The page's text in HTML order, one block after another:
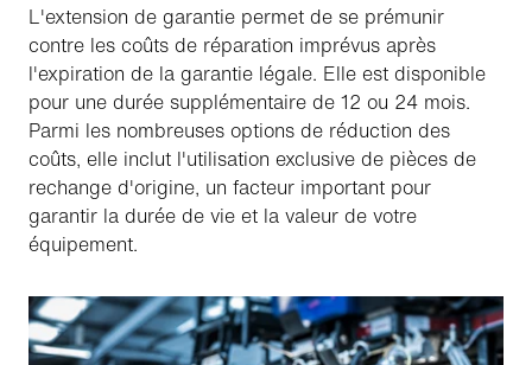
L'extension de garantie permet de se prémunir
contre les coûts de réparation imprévus après
l'expiration de la garantie légale. Elle est disponible
pour une durée supplémentaire de 12 ou 24 mois.
Parmi les nombreuses options de réduction des
coûts, elle inclut l'utilisation exclusive de pièces de
rechange d'origine, un facteur important pour
garantir la durée de vie et la valeur de votre
équipement.